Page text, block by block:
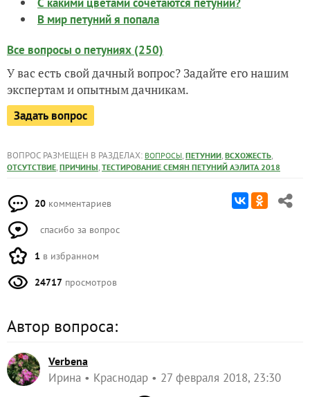
В мир петуний я попала
Все вопросы о петуниях (250)
У вас есть свой дачный вопрос? Задайте его нашим
экспертам и опытным дачникам.
Задать вопрос
ВОПРОС РАЗМЕЩЕН В РАЗДЕЛАХ: ВОПРОСЫ, ПЕТУНИИ, ВСХОЖЕСТЬ,
ОТСУТСТВИЕ, ПРИЧИНЫ, ТЕСТИРОВАНИЕ СЕМЯН ПЕТУНИЙ АЭЛИТА 2018
20 комментариев
спасибо за вопрос
1 в избранном
24717 просмотров
Автор вопроса:
Verbena
Ирина Краснодар 27 февраля 2018, 23:30